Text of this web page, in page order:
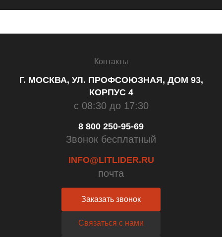
Контакты
Г. МОСКВА, УЛ. ПРОФСОЮЗНАЯ, ДОМ 93,
КОРПУС 4
с 08:30 до 17:30
8 800 250-95-69
Звонок бесплатный
INFO@LITLIDER.RU
почта
Заказать звонок
Связаться с нами